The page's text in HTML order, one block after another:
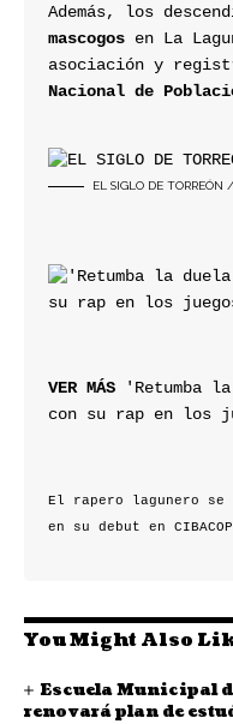
Además, los
mascogos en La
asociación y
Nacional de
EL SIGLO DE TORREÓN
VER MÁS 'Retumba
con su rap en los
El rapero lagunero
en su debut en
You Might Also
Escuela Municipal
renovará plan de